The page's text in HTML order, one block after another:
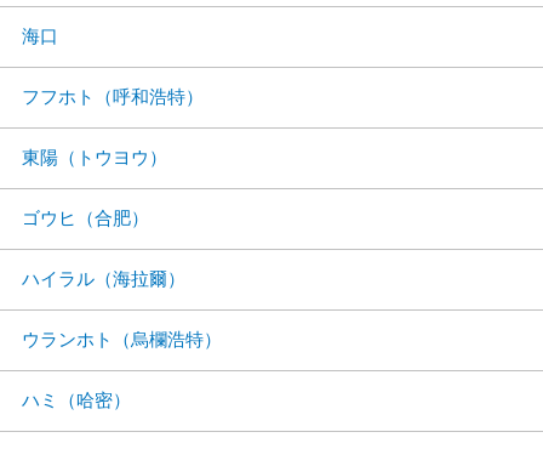
海口
フフホト（呼和浩特）
東陽（トウヨウ）
ゴウヒ（合肥）
ハイラル（海拉爾）
ウランホト（烏欄浩特）
ハミ（哈密）